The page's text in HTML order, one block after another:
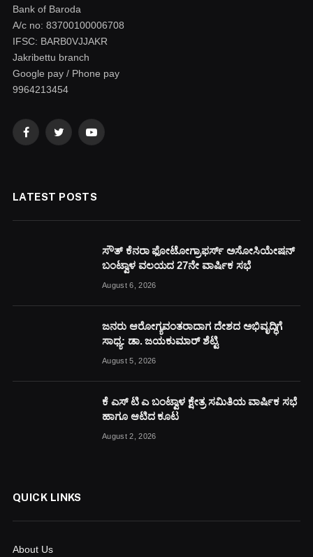
Bank of Baroda
A/c no: 83700100006708
IFSC: BARB0VJJAKR
Jakribettu branch
Google pay / Phone pay
9964213454
FacebookTwitter YouTube
LATEST POSTS
ಸೌತ್ ಕೆನರಾ ಫೋಟೋಗ್ರಾಫರ್ಸ್ ಅಸೋಸಿಯೇಷನ್
ಬಂಟ್ವಾಳ ವಲಯದ 27ನೇ ವಾರ್ಷಿಕ ಸಭೆ
August 6, 2026
ಜನರು ಆರೋಗ್ಯವಂತರಾದಾಗ ದೇಶದ ಅಭಿವೃದ್ಧಿಗೆ
ಸಾಧ್ಯ: ಡಾ. ಜಯಕುಮಾರ್ ಶೆಟ್ಟಿ
August 5, 2026
ಕೆ ಎಸ್ ಟಿ ಎ ಬಂಟ್ವಾಳ ಕ್ಷೇತ್ರ ಸಮಿತಿಯ ವಾರ್ಷಿಕ ಸಭೆ
ಹಾಗೂ ಆಟಿದ ಕೂಟ
August 2, 2026
QUICK LINKS
About Us